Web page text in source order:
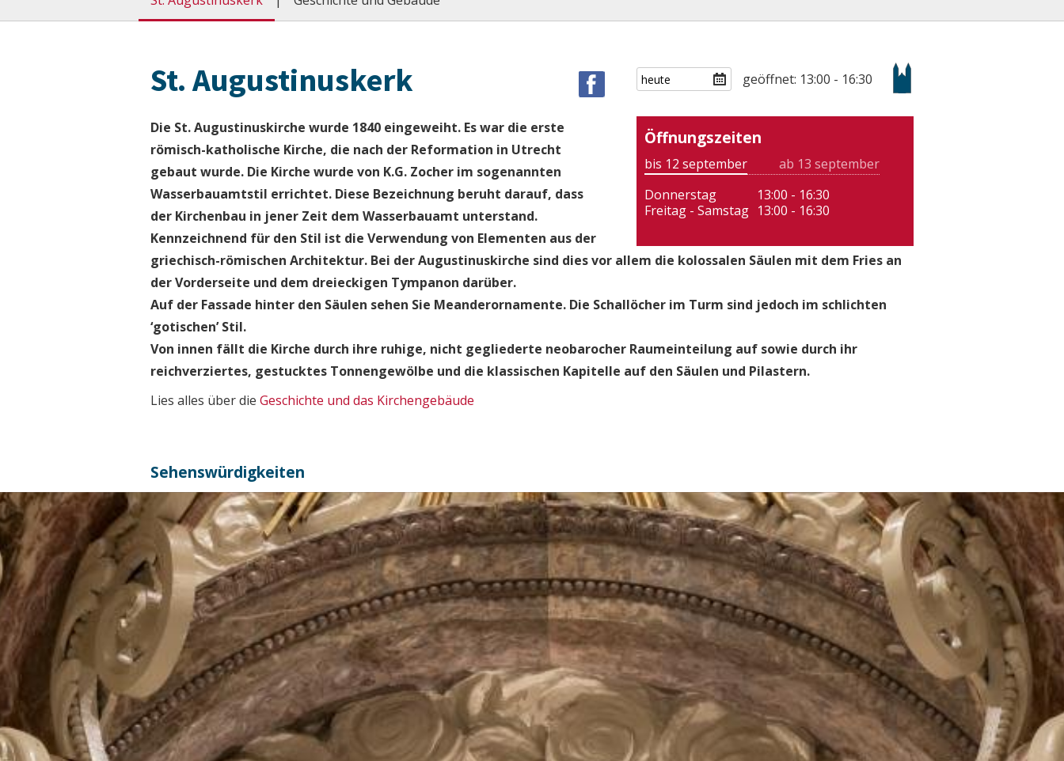
St. Augustinuskerk geöffnet: 13:00 - 16:30
Öffnungszeiten
bis 12 september
ab 13 september
Donnerstag
13:00 - 16:30
Freitag - Samstag 13:00 - 16:30
Die St. Augustinuskirche wurde 1840 eingeweiht. Es war die erste
römisch-katholische Kirche, die nach der Reformation in Utrecht
gebaut wurde. Die Kirche wurde von K.G. Zocher im sogenannten
Wasserbauamtstil errichtet. Diese Bezeichnung beruht darauf, dass
der Kirchenbau in jener Zeit dem Wasserbauamt unterstand.
Kennzeichnend für den Stil ist die Verwendung von Elementen aus der
griechisch-römischen Architektur. Bei der Augustinuskirche sind dies vor allem die kolossalen Säulen mit dem Fries an
der Vorderseite und dem dreieckigen Tympanon darüber.
Auf der Fassade hinter den Säulen sehen Sie Meanderornamente. Die Schallöcher im Turm sind jedoch im schlichten
‘gotischen’ Stil.
Von innen fällt die Kirche durch ihre ruhige, nicht gegliederte neobarocher Raumeinteilung auf sowie durch ihr
reichverziertes, gestucktes Tonnengewölbe und die klassischen Kapitelle auf den Säulen und Pilastern.
Lies alles über die Geschichte und das Kirchengebäude
Sehenswürdigkeiten